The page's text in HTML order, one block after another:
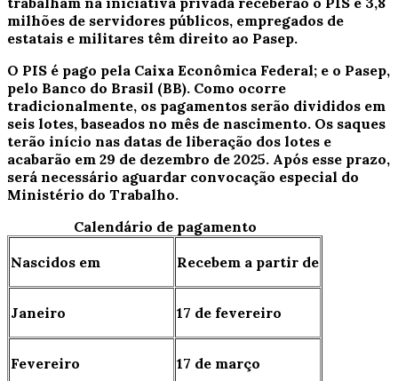
milhões de servidores públicos, empregados de
estatais e militares têm direito ao Pasep.
O PIS é pago pela Caixa Econômica Federal; e o Pasep,
pelo Banco do Brasil (BB). Como ocorre
tradicionalmente, os pagamentos serão divididos em
seis lotes, baseados no mês de nascimento. Os saques
terão início nas datas de liberação dos lotes e
acabarão em 29 de dezembro de 2025. Após esse prazo,
será necessário aguardar convocação especial do
Ministério do Trabalho.
Calendário de pagamento
Nascidos em
Recebem a partir de
Janeiro 17 de fevereiro
Fevereiro 17 de março